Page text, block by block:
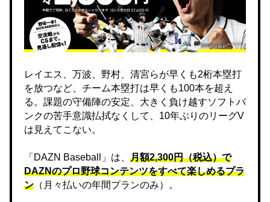
レイエス、万波、野村、清宮らが早くも2桁本塁打
を放つなど、チーム本塁打は早くも100本を超え
る。課題の守備陣の安定、大きく負け越すソフトバ
ンクの苦手意識払拭なくして、10年ぶりのリーグV
は見えてこない。
「DAZN Baseball」は、 月額2,300円（税込）で
DAZNのプロ野球コンテンツをすべて楽しめるプラ
ン （月々払いの年間プランのみ）。